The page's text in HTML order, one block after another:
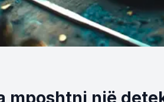
mposhtni një